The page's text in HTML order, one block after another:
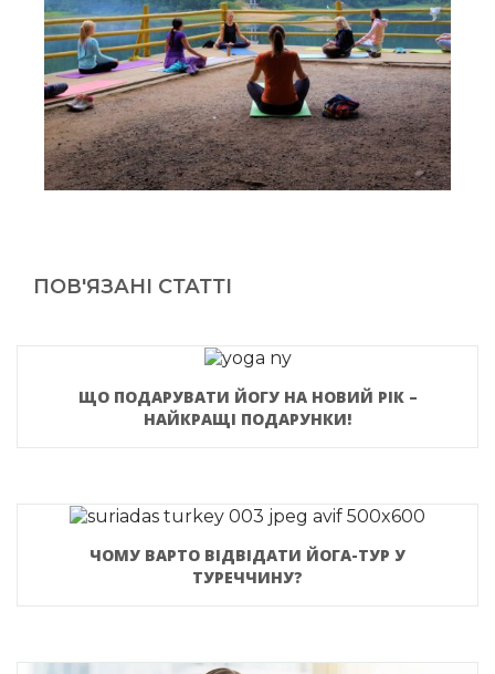
ПОВ'ЯЗАНІ СТАТТІ
ЩО ПОДАРУВАТИ ЙОГУ НА НОВИЙ РІК –
НАЙКРАЩІ ПОДАРУНКИ!
ЧОМУ ВАРТО ВІДВІДАТИ ЙОГА-ТУР У
ТУРЕЧЧИНУ?